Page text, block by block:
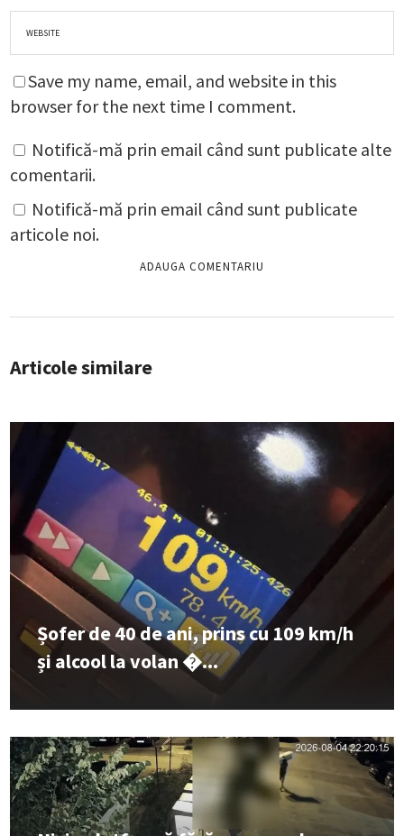
Save my name, email, and website in this
browser for the next time I comment.
Notifică-mă prin email când sunt publicate alte
comentarii.
Notifică-mă prin email când sunt publicate
articole noi.
Articole similare
Șofer de 40 de ani, prins cu 109 km/h
și alcool la volan �...